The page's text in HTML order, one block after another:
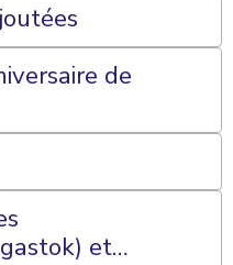
de
et